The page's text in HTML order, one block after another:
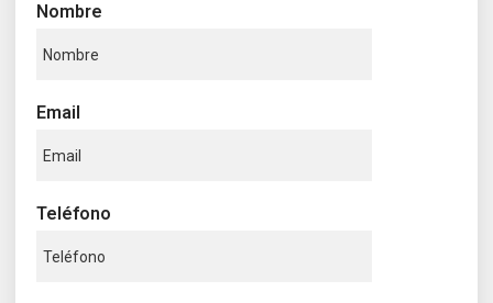
Nombre
Email
Teléfono